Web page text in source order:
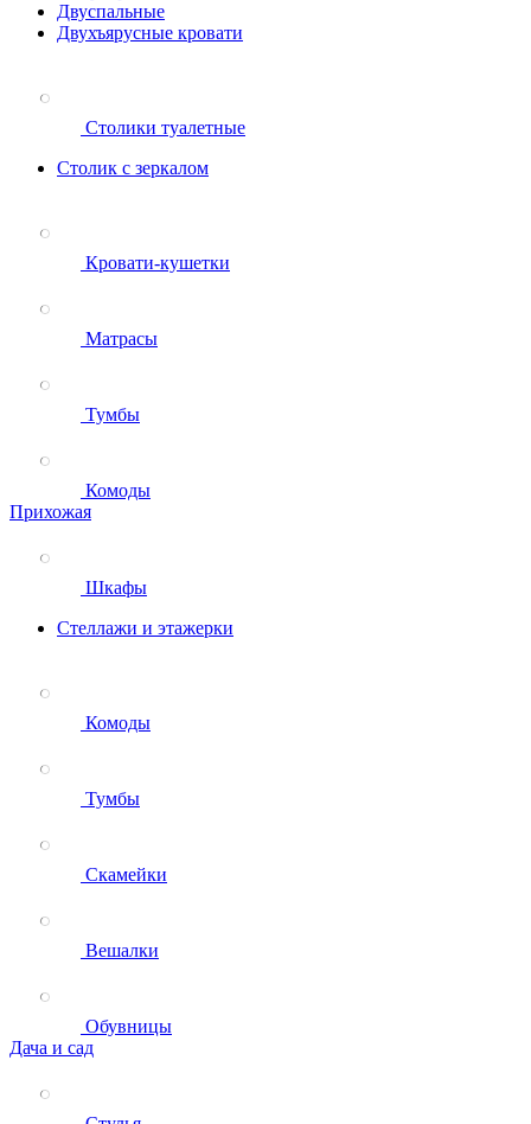
Двуспальные
Двухъярусные кровати
Столики туалетные
Столик с зеркалом
Кровати-кушетки
Матрасы
Тумбы
Комоды
Прихожая
Шкафы
Стеллажи и этажерки
Комоды
Тумбы
Скамейки
Вешалки
Обувницы
Дача и сад